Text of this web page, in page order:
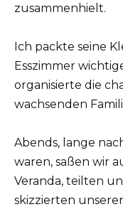
zusammenhielt.
Ich packte seine
Esszimmer
organisierte die
wachsenden
Abends, lange
waren, saßen wir
Veranda, teilten
skizzierten